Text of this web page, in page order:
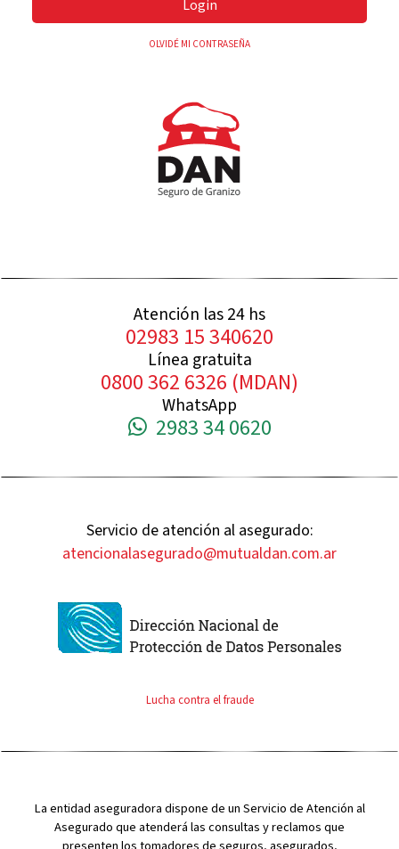
Login
OLVIDÉ MI CONTRASEÑA
Atención las 24 hs
02983 15 340620
Línea gratuita
0800 362 6326 (MDAN)
WhatsApp
2983 34 0620
Servicio de atención al asegurado:
atencionalasegurado@mutualdan.com.ar
Lucha contra el fraude
La entidad aseguradora dispone de un Servicio de Atención al
Asegurado que atenderá las consultas y reclamos que